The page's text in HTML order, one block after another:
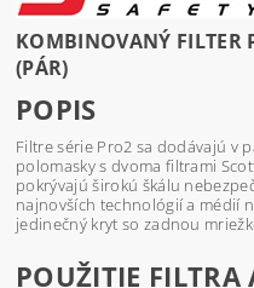
KOMBINOVANÝ FILTER
(PÁR)
POPIS
Filtre série Pro2 sa dodávajú v
polomasky s dvoma filtrami
pokrývajú širokú škálu
najnovších technológií a médií
jedinečný kryt so zadnou
POUŽITIE FILTRA